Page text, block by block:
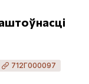
712Г000097